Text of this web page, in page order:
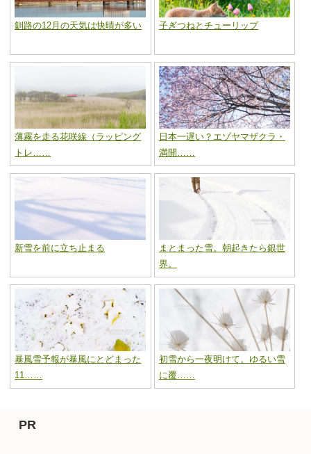
釧路の12月の天気は快晴が多い 子ぎつねとチューリップ
薄霧を走る花咲線（ラッピング
トレ……
日本一遅い？エゾヤマザクラ・
満開……
新雪を前に立ち止まる
まとまった雪。朝起きたら銀世
界。
暴風雪予報が暴風にとどまった
11……
初雪から一夜明けて。ゆるい雪
に覆……
PR